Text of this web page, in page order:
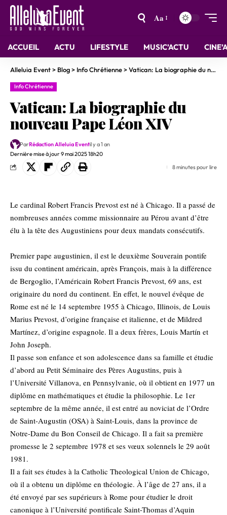
Aa
ACCUEIL ACTU LIFESTYLE MUSIC’ACTU
Alleluia Event> Blog> Info Chrétienne>Vatican: La biographie du nouveau Pape Léon XIV
Info Chrétienne
Vatican: La biographie du
nouveau Pape Léon XIV
Dernière mise à jour 9 mai 2025 18h20
ParRédaction Alleluia Eventil y a 1 an
8 minutes pour lire
Le cardinal Robert Francis Prevost est né à Chicago. Il a passé de
nombreuses années comme missionnaire au Pérou avant d’être
élu à la tête des Augustiniens pour deux mandats consécutifs.
Premier pape augustinien, il est le deuxième Souverain pontife
issu du continent américain, après François, mais à la différence
de Bergoglio, l’Américain Robert Francis Prevost, 69 ans, est
originaire du nord du continent. En effet, le nouvel évêque de
Rome est né le 14 septembre 1955 à Chicago, Illinois, de Louis
Marius Prevost, d’origine française et italienne, et de Mildred
Martínez, d’origine espagnole. Il a deux frères, Louis Martín et
John Joseph.
Il passe son enfance et son adolescence dans sa famille et étudie
d’abord au Petit Séminaire des Pères Augustins, puis à
l’Université Villanova, en Pennsylvanie, où il obtient en 1977 un
diplôme en mathématiques et étudie la philosophie. Le 1er
septembre de la même année, il est entré au noviciat de l’Ordre
de Saint-Augustin (OSA) à Saint-Louis, dans la province de
Notre-Dame du Bon Conseil de Chicago. Il a fait sa première
promesse le 2 septembre 1978 et ses vœux solennels le 29 août
1981.
Il a fait ses études à la Catholic Theological Union de Chicago,
où il a obtenu un diplôme en théologie. À l’âge de 27 ans, il a
été envoyé par ses supérieurs à Rome pour étudier le droit
canonique à l’Université pontificale Saint-Thomas d’Aquin